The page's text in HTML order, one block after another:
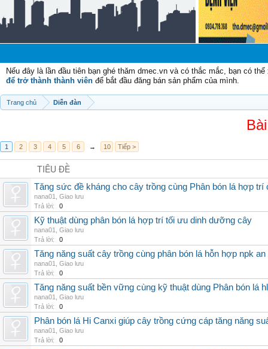
Nếu đây là lần đầu tiên bạn ghé thăm dmec.vn và có thắc mắc, bạn có
để trở thành thành viên để bắt đầu đăng bán sản phẩm của mình.
Trang chủ Diễn đàn
1 2 3 4 5 6 → 10 Tiếp >
TIÊU ĐỀ
Tăng sức đề kháng cho cây trồng cùng Phân bón lá hợp trí
nana01
Giao lưu
Trả lời:
0
Kỹ thuật dùng phân bón lá hợp trí tối ưu dinh dưỡng cây
nana01
Giao lưu
Trả lời:
0
Tăng năng suất cây trồng cùng phân bón lá hỗn hợp npk an
nana01
Giao lưu
Trả lời:
0
Tăng năng suất bền vững cùng kỹ thuật dùng Phân bón lá
nana01
Giao lưu
Trả lời:
0
Phân bón lá Hi Canxi giúp cây trồng cứng cáp tăng năng
nana01
Giao lưu
Trả lời:
0